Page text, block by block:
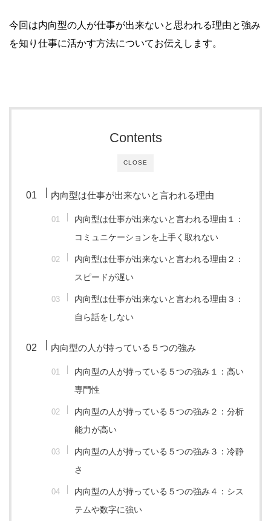
今回は内向型の人が仕事が出来ないと思われる理由と強み
を知り仕事に活かす方法についてお伝えします。
CLOSE
Contents
内向型は仕事が出来ないと言われる理由
内向型は仕事が出来ないと言われる理由１：
コミュニケーションを上手く取れない
内向型は仕事が出来ないと言われる理由２：
スピードが遅い
内向型は仕事が出来ないと言われる理由３：
自ら話をしない
内向型の人が持っている５つの強み
内向型の人が持っている５つの強み１：高い
専門性
内向型の人が持っている５つの強み２：分析
能力が高い
内向型の人が持っている５つの強み３：冷静
さ
内向型の人が持っている５つの強み４：シス
テムや数字に強い